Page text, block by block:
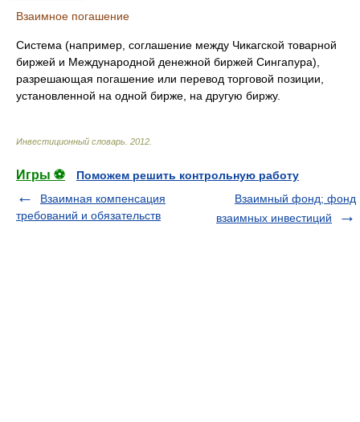
Взаимное погашение
Система (например, соглашение между Чикагской товарной
биржей и Международной денежной биржей Сингапура),
разрешающая погашение или перевод торговой позиции,
установленной на одной бирже, на другую биржу.
Инвестиционный словарь 2012
Игры ⚽
Поможем решить контрольную работу
Взаимная компенсация
требований и обязательств
Взаимный фонд; фонд
взаимных инвестиций